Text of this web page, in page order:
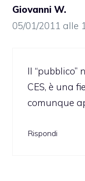
Giovanni W.
05/01/2011 alle
Il “pubblico”
CES, è una
comunque
Rispondi